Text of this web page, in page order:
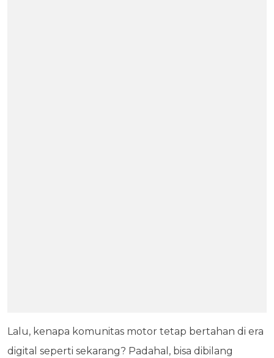
Lalu, kenapa komunitas motor tetap bertahan di era
digital seperti sekarang? Padahal, bisa dibilang